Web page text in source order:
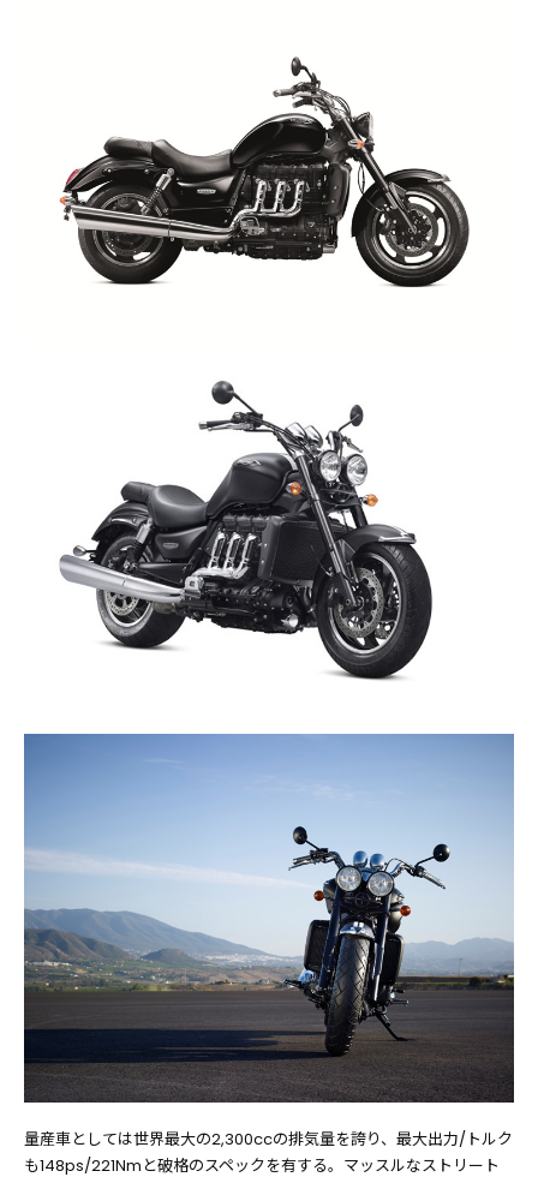
量産車としては世界最大の2,300ccの排気量を誇り、最大出力/トルク
も148ps/221Nmと破格のスペックを有する。マッスルなストリート